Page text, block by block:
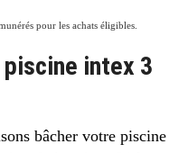
pour les achats éligibles.
piscine intex 3
bâcher votre piscine